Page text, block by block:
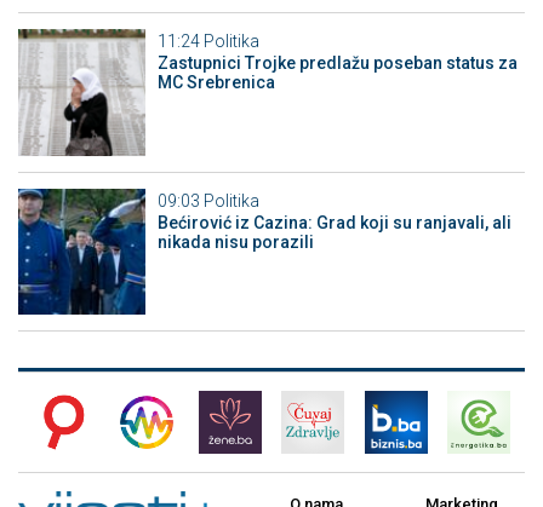
11:24 Politika
Zastupnici Trojke predlažu poseban status za
MC Srebrenica
09:03 Politika
Bećirović iz Cazina: Grad koji su ranjavali, ali
nikada nisu porazili